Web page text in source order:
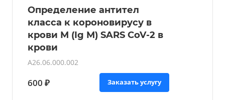
Определение антител
класса к короновирусу в
крови М (Ig М) SARS CoV-2 в
крови
А26.06.000.002
600 ₽ Заказать услугу